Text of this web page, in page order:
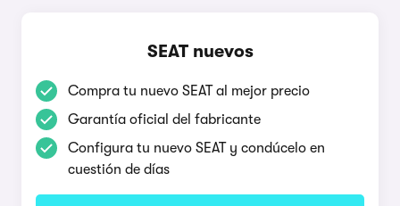
SEAT nuevos
Compra tu nuevo SEAT al mejor precio
Garantía oficial del fabricante
Configura tu nuevo SEAT y condúcelo en
cuestión de días